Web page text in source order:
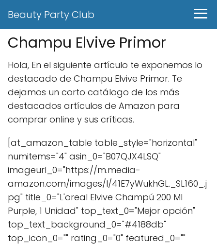
Beauty Party Club
Champu Elvive Primor
Hola, En el siguiente artículo te exponemos lo
destacado de Champu Elvive Primor. Te
dejamos un corto catálogo de los más
destacados artículos de Amazon para
comprar online y sus críticas.
[at_amazon_table table_style="horizontal"
numitems="4" asin_0="B07QJX4LSQ"
imageurl_0="https://m.media-
amazon.com/images/I/41E7yWukhGL._SL160_.j
pg" title_0="L'oreal Elvive Champú 200 Ml
Purple, 1 Unidad" top_text_0="Mejor opción"
top_text_background_0="#4188db"
top_icon_0="" rating_0="0" featured_0=""